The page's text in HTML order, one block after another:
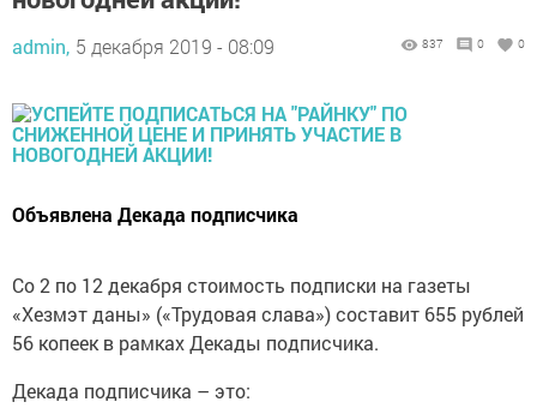
admin, 5 декабря 2019 - 08:09 837 0 0
Объявлена Декада подписчика
Со 2 по 12 декабря стоимость подписки на газеты
«Хезмэт даны» («Трудовая слава») составит 655 рублей
56 копеек в рамках Декады подписчика.
Декада подписчика – это: